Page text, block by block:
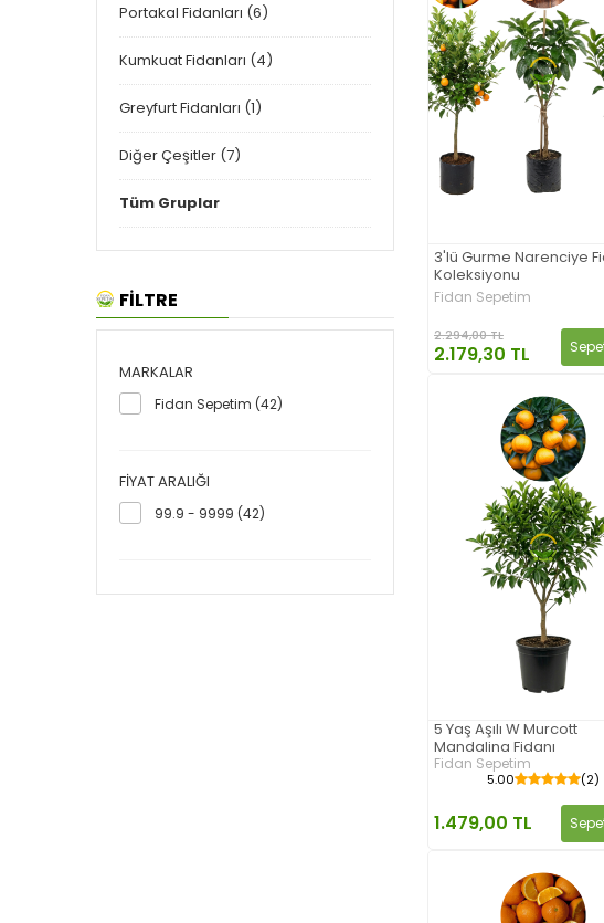
Portakal Fidanları (6)
Kumkuat Fidanları (4)
Greyfurt Fidanları (1)
Diğer Çeşitler (7)
Tüm Gruplar
FİLTRE
MARKALAR
Fidan Sepetim (42)
FIYAT ARALIĞI
99.9 - 9999 (42)
3'lü Gurme Narenciye
Koleksiyonu
Fidan Sepetim
2.294,00 TL
2.179,30 TL
5 Yaş Aşılı W Murcott
Mandalina Fidanı
Fidan Sepetim
5.00 (2)
1.479,00 TL